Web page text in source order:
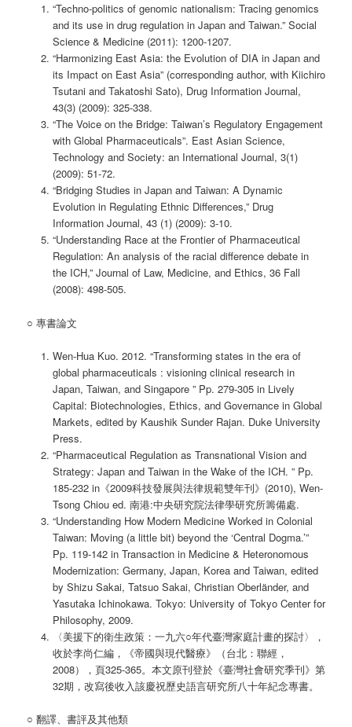
“Techno-politics of genomic nationalism: Tracing genomics
and its use in drug regulation in Japan and Taiwan.” Social
Science & Medicine (2011): 1200-1207.
“Harmonizing East Asia: the Evolution of DIA in Japan and
its Impact on East Asia” (corresponding author, with Kiichiro
Tsutani and Takatoshi Sato), Drug Information Journal,
43(3) (2009): 325-338.
“The Voice on the Bridge: Taiwan’s Regulatory Engagement
with Global Pharmaceuticals”. East Asian Science,
Technology and Society: an International Journal, 3(1)
(2009): 51-72.
“Bridging Studies in Japan and Taiwan: A Dynamic
Evolution in Regulating Ethnic Differences,” Drug
Information Journal, 43 (1) (2009): 3-10.
“Understanding Race at the Frontier of Pharmaceutical
Regulation: An analysis of the racial difference debate in
the ICH,” Journal of Law, Medicine, and Ethics, 36 Fall
(2008): 498-505.
○ 專書論文
Wen-Hua Kuo. 2012. “Transforming states in the era of
global pharmaceuticals : visioning clinical research in
Japan, Taiwan, and Singapore ” Pp. 279-305 in Lively
Capital: Biotechnologies, Ethics, and Governance in Global
Markets, edited by Kaushik Sunder Rajan. Duke University
Press.
“Pharmaceutical Regulation as Transnational Vision and
Strategy: Japan and Taiwan in the Wake of the ICH. ” Pp.
185-232 in《2009科技發展與法律規範雙年刊》(2010), Wen-
Tsong Chiou ed. 南港:中央研究院法律學研究所籌備處.
“Understanding How Modern Medicine Worked in Colonial
Taiwan: Moving (a little bit) beyond the ‘Central Dogma.’”
Pp. 119-142 in Transaction in Medicine & Heteronomous
Modernization: Germany, Japan, Korea and Taiwan, edited
by Shizu Sakai, Tatsuo Sakai, Christian Oberländer, and
Yasutaka Ichinokawa. Tokyo: University of Tokyo Center for
Philosophy, 2009.
〈美援下的衛生政策：一九六○年代臺灣家庭計畫的探討〉，
收於李尚仁編，《帝國與現代醫療》（台北：聯經，
2008），頁325-365。本文原刊登於《臺灣社會研究季刊》第
32期，改寫後收入該慶祝歷史語言研究所八十年紀念專書。
○ 翻譯、書評及其他類